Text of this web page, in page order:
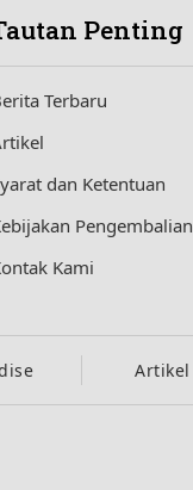
Penting
Terbaru
dan Ketentuan
Pengembalian
Kami
Artikel